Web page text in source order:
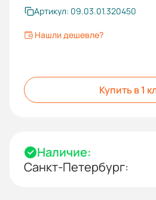
Артикул: 09.03.01.320450
Нашли дешевле?
Купить в 1
Наличие:
Санкт-Петербург: